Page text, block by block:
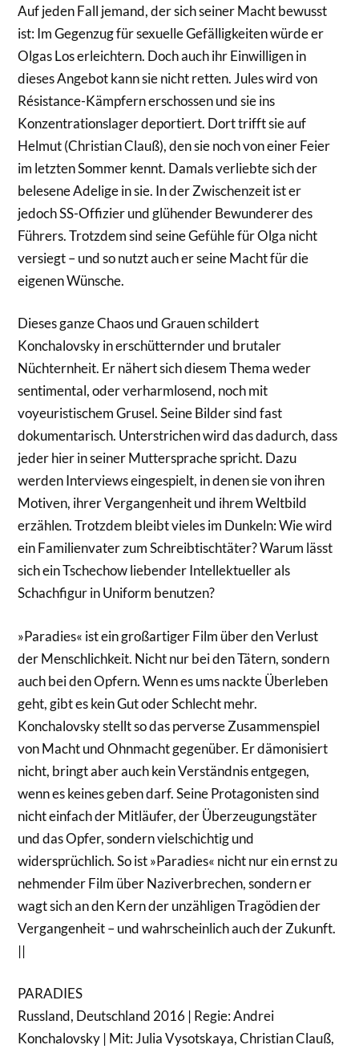
Auf jeden Fall jemand, der sich seiner Macht bewusst
ist: Im Gegenzug für sexuelle Gefälligkeiten würde er
Olgas Los erleichtern. Doch auch ihr Einwilligen in
dieses Angebot kann sie nicht retten. Jules wird von
Résistance-Kämpfern erschossen und sie ins
Konzentrationslager deportiert. Dort trifft sie auf
Helmut (Christian Clauß), den sie noch von einer Feier
im letzten Sommer kennt. Damals verliebte sich der
belesene Adelige in sie. In der Zwischenzeit ist er
jedoch SS-Offizier und glühender Bewunderer des
Führers. Trotzdem sind seine Gefühle für Olga nicht
versiegt – und so nutzt auch er seine Macht für die
eigenen Wünsche.
Dieses ganze Chaos und Grauen schildert
Konchalovsky in erschütternder und brutaler
Nüchternheit. Er nähert sich diesem Thema weder
sentimental, oder verharmlosend, noch mit
voyeuristischem Grusel. Seine Bilder sind fast
dokumentarisch. Unterstrichen wird das dadurch, dass
jeder hier in seiner Muttersprache spricht. Dazu
werden Interviews eingespielt, in denen sie von ihren
Motiven, ihrer Vergangenheit und ihrem Weltbild
erzählen. Trotzdem bleibt vieles im Dunkeln: Wie wird
ein Familienvater zum Schreibtischtäter? Warum lässt
sich ein Tschechow liebender Intellektueller als
Schachfigur in Uniform benutzen?
»Paradies« ist ein großartiger Film über den Verlust
der Menschlichkeit. Nicht nur bei den Tätern, sondern
auch bei den Opfern. Wenn es ums nackte Überleben
geht, gibt es kein Gut oder Schlecht mehr.
Konchalovsky stellt so das perverse Zusammenspiel
von Macht und Ohnmacht gegenüber. Er dämonisiert
nicht, bringt aber auch kein Verständnis entgegen,
wenn es keines geben darf. Seine Protagonisten sind
nicht einfach der Mitläufer, der Überzeugungstäter
und das Opfer, sondern vielschichtig und
widersprüchlich. So ist »Paradies« nicht nur ein ernst zu
nehmender Film über Naziverbrechen, sondern er
wagt sich an den Kern der unzähligen Tragödien der
Vergangenheit – und wahrscheinlich auch der Zukunft.
||
PARADIES
Russland, Deutschland 2016 | Regie: Andrei
Konchalovsky | Mit: Julia Vysotskaya, Christian Clauß,